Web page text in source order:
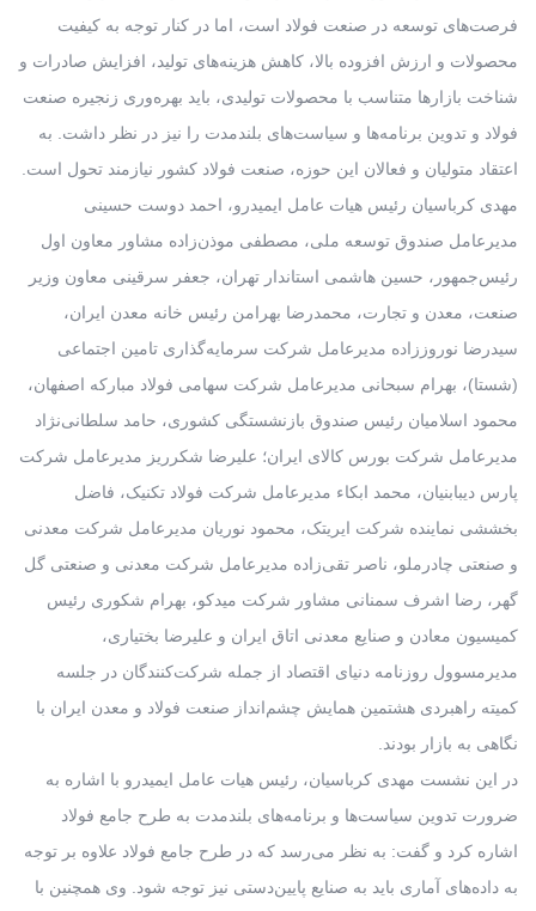
فرصت‌های توسعه در صنعت فولاد است، اما در کنار توجه به کیفیت
محصولات و ارزش افزوده بالا، کاهش هزینه‌های تولید، افزایش صادرات و
شناخت بازارها متناسب با محصولات تولیدی، باید بهره‌وری زنجیره صنعت
فولاد و تدوین برنامه‌ها و سیاست‌های بلندمدت را نیز در نظر داشت. به
اعتقاد متولیان و فعالان این حوزه، صنعت فولاد کشور نیازمند تحول است.
مهدی کرباسیان رئیس هیات عامل ایمیدرو، احمد دوست حسینی
مدیرعامل صندوق توسعه ملی، مصطفی موذن‌زاده مشاور معاون اول
رئیس‌جمهور، حسین هاشمی استاندار تهران، جعفر سرقینی معاون وزیر
صنعت، معدن و تجارت، محمدرضا بهرامن رئیس خانه معدن ایران،
سیدرضا نوروززاده مدیرعامل شرکت سرمایه‌گذاری تامین اجتماعی
(شستا)، بهرام سبحانی مدیرعامل شرکت سهامی فولاد مبارکه اصفهان،
محمود اسلامیان رئیس صندوق بازنشستگی کشوری، حامد سلطانی‌نژاد
مدیرعامل شرکت بورس کالای ایران؛ علیرضا شکرریز مدیرعامل شرکت
پارس دیبابنیان، محمد ابکاء مدیرعامل شرکت فولاد تکنیک، فاضل
بخششی نماینده شرکت ایریتک، محمود نوریان مدیرعامل شرکت معدنی
و صنعتی چادرملو، ناصر تقی‌زاده مدیرعامل شرکت معدنی و صنعتی گل
گهر، رضا اشرف سمنانی مشاور شرکت میدکو، بهرام شکوری رئیس
کمیسیون معادن و صنایع معدنی اتاق ایران و علیرضا بختیاری،
مدیرمسوول روزنامه دنیای اقتصاد از جمله شرکت‌کنندگان در جلسه
کمیته راهبردی هشتمین همایش چشم‌انداز صنعت فولاد و معدن ایران با
نگاهی به بازار بودند.
در این نشست مهدی کرباسیان، رئیس هیات عامل ایمیدرو با اشاره به
ضرورت تدوین سیاست‌ها و برنامه‌های بلندمدت به طرح جامع فولاد
اشاره کرد و گفت: به نظر می‌رسد که در طرح جامع فولاد علاوه بر توجه
به داده‌های آماری باید به صنایع پایین‌دستی نیز توجه شود. وی همچنین با